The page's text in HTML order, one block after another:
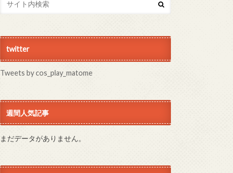
twitter
Tweets by cos_play_matome
週間人気記事
まだデータがありません。